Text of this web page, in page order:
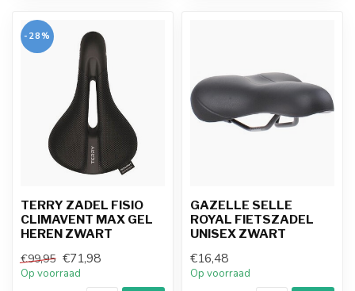
-28%
TERRY ZADEL FISIO
CLIMAVENT MAX GEL
HEREN ZWART
€99,95 €71,98
Op voorraad
GAZELLE SELLE
ROYAL FIETSZADEL
UNISEX ZWART
€16,48
Op voorraad